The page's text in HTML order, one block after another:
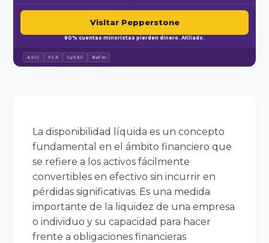
Visitar Pepperstone
80% cuentas minoristas pierden dinero. Afiliado.
ASIC FCA CySEC BaFin
La disponibilidad líquida es un concepto
fundamental en el ámbito financiero que
se refiere a los activos fácilmente
convertibles en efectivo sin incurrir en
pérdidas significativas. Es una medida
importante de la liquidez de una empresa
o individuo y su capacidad para hacer
frente a obligaciones financieras